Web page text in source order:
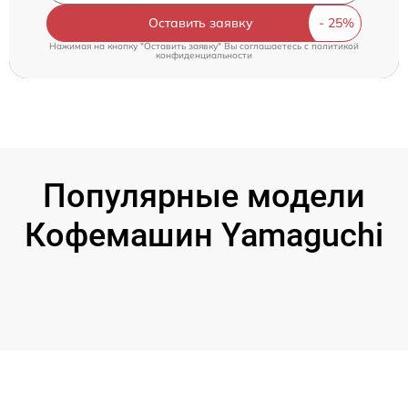
Оставить заявку
Нажимая на кнопку "Оставить заявку" Вы соглашаетесь cполитикой
конфиденциальности
Популярные модели
Кофемашин Yamaguchi